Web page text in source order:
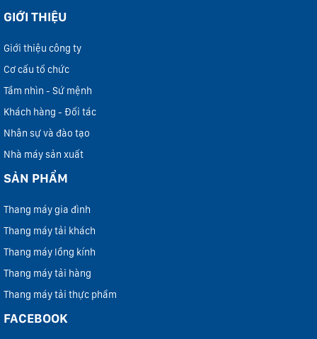
GIỚI THIỆU
Giới thiệu công ty
Cơ cấu tổ chức
Tầm nhìn - Sứ mệnh
Khách hàng - Đối tác
Nhân sự và đào tạo
Nhà máy sản xuất
SẢN PHẨM
Thang máy gia đình
Thang máy tải khách
Thang máy lồng kính
Thang máy tải hàng
Thang máy tải thực phẩm
FACEBOOK